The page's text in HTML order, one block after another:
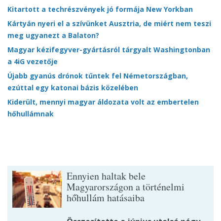
Kitartott a techrészvények jó formája New Yorkban
Kártyán nyeri el a szívünket Ausztria, de miért nem teszi
meg ugyanezt a Balaton?
Magyar kézifegyver-gyártásról tárgyalt Washingtonban
a 4iG vezetője
Újabb gyanús drónok tűntek fel Németországban,
ezúttal egy katonai bázis közelében
Kiderült, mennyi magyar áldozata volt az embertelen
hőhullámnak
Ennyien haltak bele
Magyarországon a történelmi
hőhullám hatásaiba